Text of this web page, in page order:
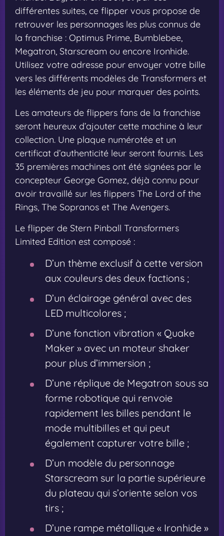
différentes suites, ce flipper vous propose de
retrouver les personnages les plus connus de
la franchise : Optimus Prime, Bumblebee,
Megatron, Starscream ou encore Ironhide.
Utilisez votre adresse pour envoyer votre bille
vers les différents modèles de Transformers et
les éléments de jeu pour marquer des points.
Les amateurs de flippers fans de la franchise
seront heureux d’ajouter cette machine à leur
collection. Une plaque numérotée et un
certificat d’authenticité leur seront fournis. Les
35 premières machines ont été signées par le
concepteur George Gomez, déjà connu pour
avoir travaillé sur les flippers The Lord of the
Rings, The Sopranos et The Avengers.
Le flipper de Stern Pinball Transformers
Limited Edition est composé :
D’un thème exclusif à cette version
aux couleurs des deux factions ;
D’un éclairage général avec des
LED multicolores ;
D’une fonction vibration « Quake
Maker » avec un moteur shaker
pour plus d’immersion ;
D’une réplique de Megatron sous sa
forme robotique qui renvoie
rapidement les billes pendant le
mode multibilles et qui peut
également capturer votre bille ;
D’un modèle du personnage
Starscream sur la partie supérieure
du plateau qui s’oriente selon vos
tirs ;
D’une rampe métallique « Ironhide »